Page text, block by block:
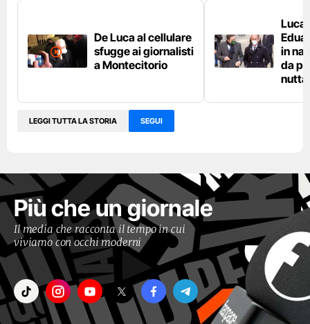
De Luca al cellulare
sfugge ai giornalisti
a Montecitorio
Luca
in
da
LEGGI TUTTA LA STORIA SEGUI
Più che un giornale
Il media che racconta il tempo in cui
viviamo con occhi moderni